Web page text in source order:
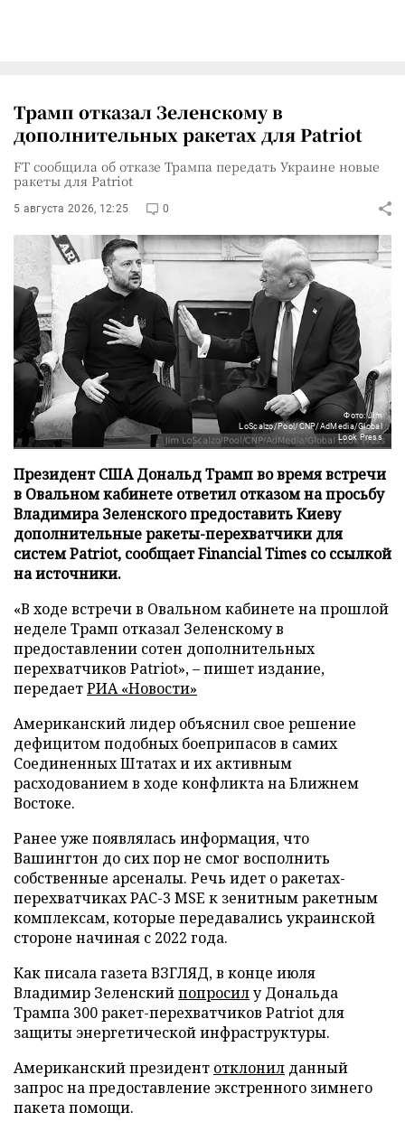
Трамп отказал Зеленскому в
дополнительных ракетах для Patriot
FT сообщила об отказе Трампа передать Украине новые
ракеты для Patriot
5 августа 2026, 12:25 0
Фото: Jim
LoScalzo/Pool/CNP/AdMedia/Global
Look Press
Президент США Дональд Трамп во время встречи
в Овальном кабинете ответил отказом на просьбу
Владимира Зеленского предоставить Киеву
дополнительные ракеты-перехватчики для
систем Patriot, сообщает Financial Times со ссылкой
на источники.
«В ходе встречи в Овальном кабинете на прошлой
неделе Трамп отказал Зеленскому в
предоставлении сотен дополнительных
перехватчиков Patriot», – пишет издание,
передаетРИА «Новости»
Американский лидер объяснил свое решение
дефицитом подобных боеприпасов в самих
Соединенных Штатах и их активным
расходованием в ходе конфликта на Ближнем
Востоке.
Ранее уже появлялась информация, что
Вашингтон до сих пор не смог восполнить
собственные арсеналы. Речь идет о ракетах-
перехватчиках PAC-3 MSE к зенитным ракетным
комплексам, которые передавались украинской
стороне начиная с 2022 года.
Как писала газета ВЗГЛЯД, в конце июля
Владимир Зеленскийпопросилу Дональда
Трампа 300 ракет-перехватчиков Patriot для
защиты энергетической инфраструктуры.
Американский президент отклонил данный
запрос на предоставление экстренного зимнего
пакета помощи.